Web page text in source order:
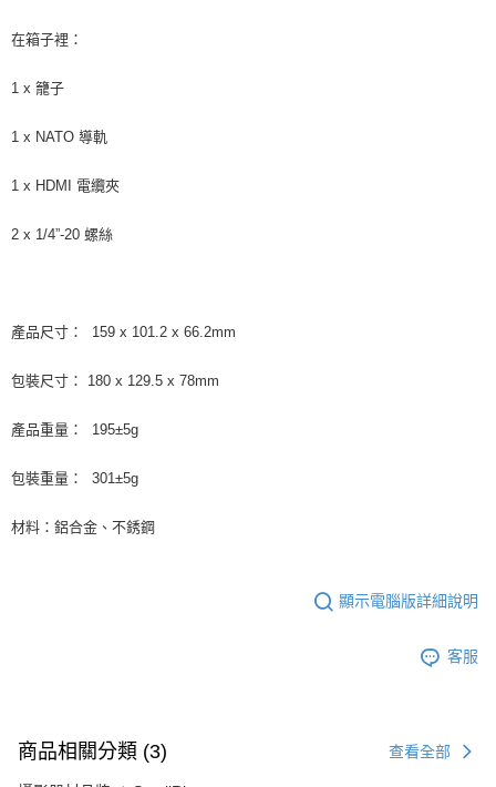
在箱子裡：
1 x 籠子
1 x NATO 導軌
1 x HDMI 電纜夾
2 x 1/4”-20 螺絲
產品尺寸： 159 x 101.2 x 66.2mm
包裝尺寸： 180 x 129.5 x 78mm
產品重量： 195±5g
包裝重量： 301±5g
材料：鋁合金、不銹鋼
顯示電腦版詳細說明
客服
商品相關分類 (3) 查看全部